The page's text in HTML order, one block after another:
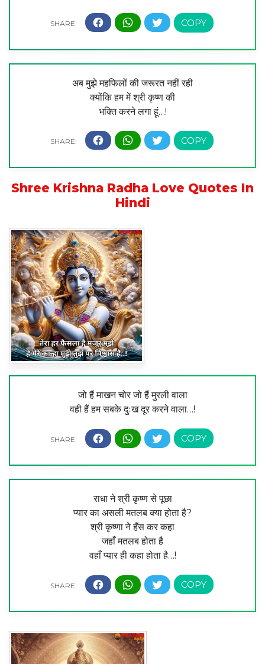
अब मुझे महफिलों की जरूरत नहीं रही
क्योंकि हम में श्री कृष्ण की
भक्ति करने लगा हूं…!
Shree Krishna Radha Love Quotes In
Hindi
जो हैं माखन चोर जो हैं मुरली वाला
वही हैं हम सबके दुःख दूर करने वाला…!
राधा ने श्री कृष्ण से पूछा
प्यार का असली मतलब क्या होता है?
श्री कृष्णा ने हँस कर कहा
जहाँ मतलब होता है
वहाँ प्यार ही कहा होता है…!